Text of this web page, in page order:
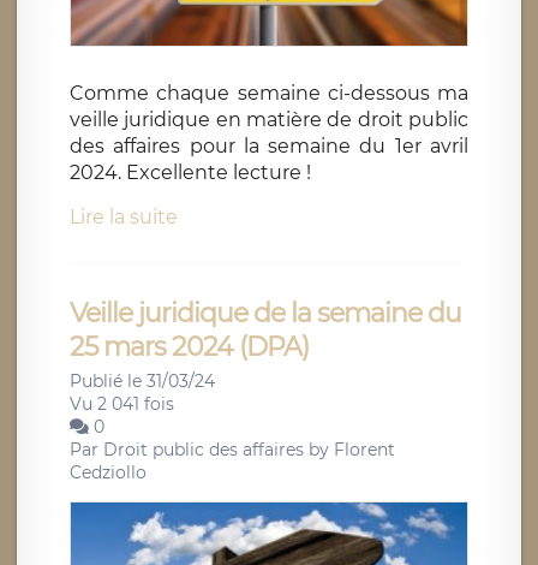
Comme chaque semaine ci-dessous ma
veille juridique en matière de droit public
des affaires pour la semaine du 1er avril
2024. Excellente lecture !
Lire la suite
Veille juridique de la semaine du
25 mars 2024 (DPA)
Publié le 31/03/24
Vu 2 041 fois
0
Par Droit public des affaires by Florent
Cedziollo